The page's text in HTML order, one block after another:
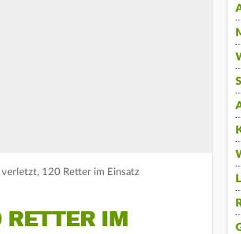
120 Retter im Einsatz
IM